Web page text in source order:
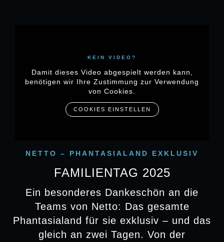
EVENT-LOCATIONS
im STOCK's. Wir haben den Raum für
Ihre Vision: inspirierend, wandelbar &
KEIN VIDEO?
Damit dieses Video abgespielt werden kann,
benötigen wir Ihre Zustimmung zur Verwendung
von Cookies.
COOKIES EINSTELLEN
NETTO – PHANTASIALAND EXKLUSIV
FAMILIENTAG 2025
Ein besonderes Dankeschön an die
Teams von Netto: Das gesamte
Phantasialand für sie exklusiv – und das
gleich an zwei Tagen. Von der